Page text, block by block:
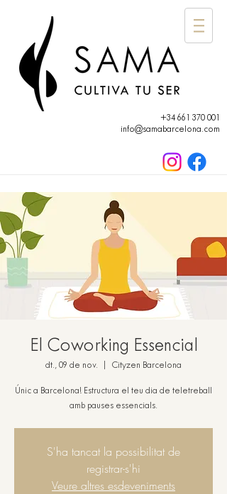
+34 661 370 001
info@samabarcelona.com
El Coworking Essencial
dt., 09 de nov. Cityzen Barcelona
Únic a Barcelona! Estructura el teu dia de teletreball
amb pauses essencials.
S'ha tancat la possibilitat de
registrar-s'hi
Veure altres esdeveniments